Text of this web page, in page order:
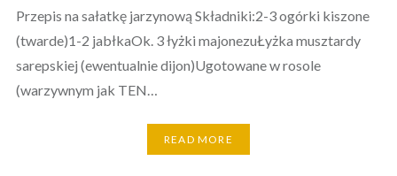
Przepis na sałatkę jarzynową Składniki:2-3 ogórki kiszone
(twarde)1-2 jabłkaOk. 3 łyżki majonezuŁyżka musztardy
sarepskiej (ewentualnie dijon)Ugotowane w rosole
(warzywnym jak TEN…
READ MORE